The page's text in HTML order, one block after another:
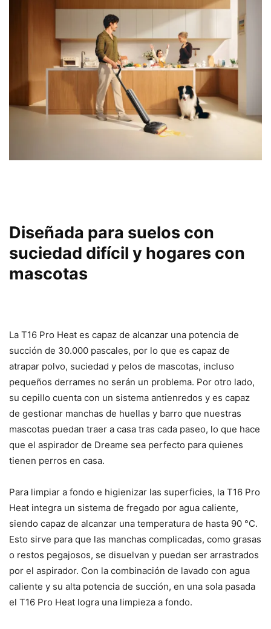
Diseñada para suelos con
suciedad difícil y hogares con
mascotas
La T16 Pro Heat es capaz de alcanzar una potencia de
succión de 30.000 pascales, por lo que es capaz de
atrapar polvo, suciedad y pelos de mascotas, incluso
pequeños derrames no serán un problema. Por otro lado,
su cepillo cuenta con un sistema antienredos y es capaz
de gestionar manchas de huellas y barro que nuestras
mascotas puedan traer a casa tras cada paseo, lo que hace
que el aspirador de Dreame sea perfecto para quienes
tienen perros en casa.
Para limpiar a fondo e higienizar las superficies, la T16 Pro
Heat integra un sistema de fregado por agua caliente,
siendo capaz de alcanzar una temperatura de hasta 90 °C.
Esto sirve para que las manchas complicadas, como grasas
o restos pegajosos, se disuelvan y puedan ser arrastrados
por el aspirador. Con la combinación de lavado con agua
caliente y su alta potencia de succión, en una sola pasada
el T16 Pro Heat logra una limpieza a fondo.